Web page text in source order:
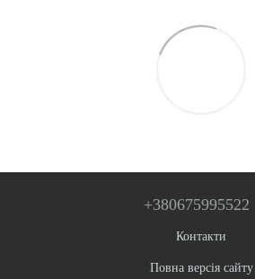
+380675995522
Контакти
Повна версія сайту